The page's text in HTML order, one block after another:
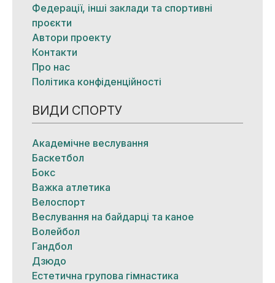
Федерації, інші заклади та спортивні
проєкти
Автори проекту
Контакти
Про нас
Політика конфіденційності
ВИДИ СПОРТУ
Академічне веслування
Баскетбол
Бокс
Важка атлетика
Велоспорт
Веслування на байдарці та каное
Волейбол
Гандбол
Дзюдо
Естетична групова гімнастика